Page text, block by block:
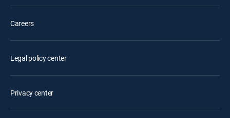
Careers
Legal policy center
Privacy center